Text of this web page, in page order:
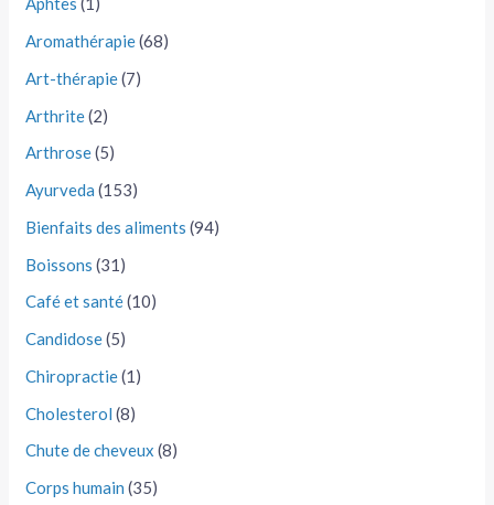
Aromathérapie(68)
Art-thérapie(7)
Arthrite(2)
Arthrose(5)
Ayurveda (153)
Bienfaits des aliments (94)
Boissons (31)
Café et santé(10)
Candidose(5)
Chiropractie(1)
Cholesterol (8)
Chute de cheveux (8)
Corps humain (35)